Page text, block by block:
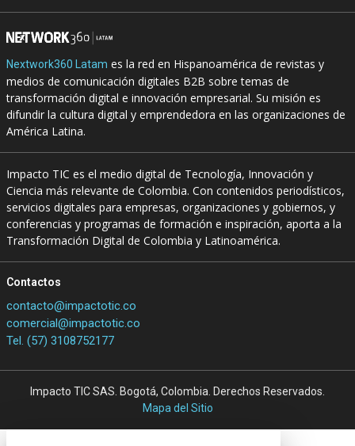
Nextwork360 Latam es la red en Hispanoamérica de revistas y
medios de comunicación digitales B2B sobre temas de
transformación digital e innovación empresarial. Su misión es
difundir la cultura digital y emprendedora en las organizaciones de
América Latina.
Impacto TIC es el medio digital de Tecnología, Innovación y
Ciencia más relevante de Colombia. Con contenidos periodísticos,
servicios digitales para empresas, organizaciones y gobiernos, y
conferencias y programas de formación e inspiración, aporta a la
Transformación Digital de Colombia y Latinoamérica.
Contactos
contacto@impactotic.co
comercial@impactotic.co
Tel. (57) 3108752177
Impacto TIC SAS. Bogotá, Colombia. Derechos Reservados.
Mapa del Sitio